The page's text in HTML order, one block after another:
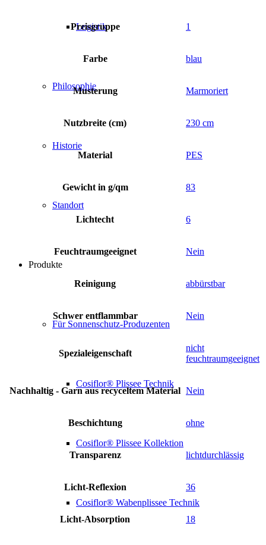
Logistik
Philosophie
Historie
Standort
Produkte
Für Sonnenschutz-Produzenten
Cosiflor® Plissee Technik
Cosiflor® Plissee Kollektion
Cosiflor® Wabenplissee Technik
Preisgruppe 1
Farbe blau
Musterung Marmoriert
Nutzbreite (cm) 230 cm
Material PES
Gewicht in g/qm 83
Lichtecht 6
Feuchtraumgeeignet Nein
Reinigung abbürstbar
Schwer entflammbar Nein
Spezialeigenschaft
nicht
feuchtraumgeeignet
Nachhaltig - Garn aus recyceltem Material Nein
Beschichtung ohne
Transparenz lichtdurchlässig
Licht-Reflexion 36
Licht-Absorption 18